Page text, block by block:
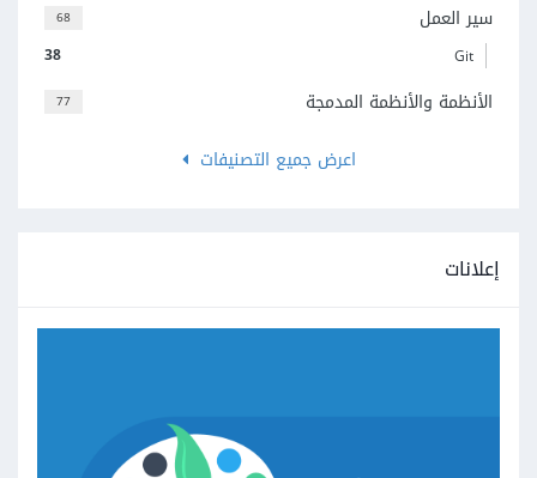
68 سير العمل
38 Git
77
الأنظمة والأنظمة المدمجة
اعرض جميع التصنيفات
إعلانات